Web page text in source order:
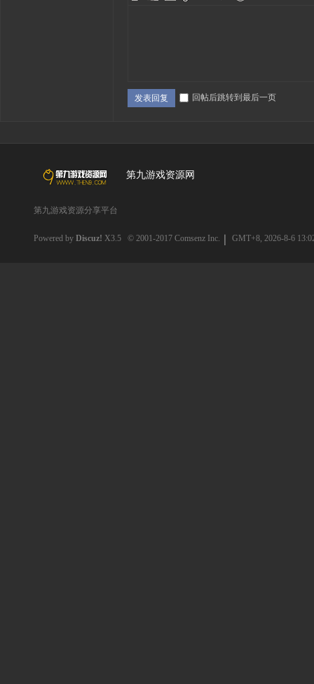
发表回复 回帖后跳转到最后一页
第九游戏资源网
第九游戏资源分享平台
Powered by Discuz! X3.5 © 2001-2017 Comsenz Inc. GMT+8, 2026-8-6